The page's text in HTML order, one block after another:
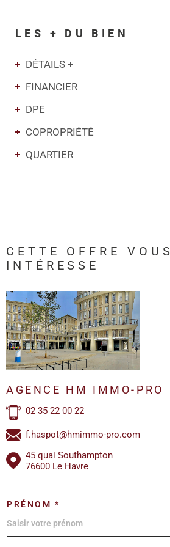
LES + DU BIEN
DÉTAILS +
FINANCIER
DPE
COPROPRIÉTÉ
QUARTIER
CETTE OFFRE
VOUS
INTÉRESSE
AGENCE HM IMMO-PRO
02 35 22 00 22
f.haspot@hmimmo-pro.com
45 quai Southampton
76600 Le Havre
PRÉNOM *